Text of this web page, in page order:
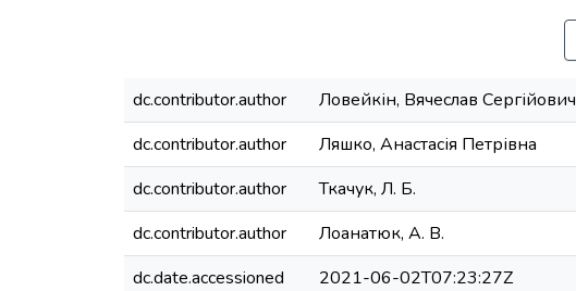
dc.contributor.author
Ловейкін, Вячеслав Сергійович
dc.contributor.author
Ляшко, Анастасія Петрівна
dc.contributor.author
Ткачук, Л. Б.
dc.contributor.author
Лоанатюк, А. В.
dc.date.accessioned
2021-06-02T07:23:27Z